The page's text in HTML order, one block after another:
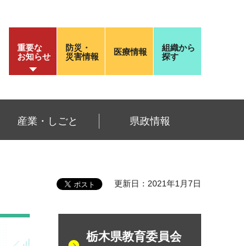
重要な
お知らせ
防災・
災害情報
医療情報
組織から
探す
産業・しごと 県政情報
更新日：2021年1月7日
栃木県教育委員会